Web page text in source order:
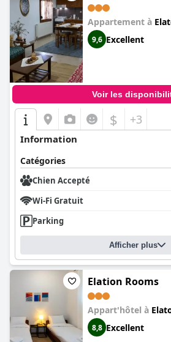
Appartement à
9,6 Excellent
Voir les
$ +3
Information
Catégories
Chien Accepté
Wi-Fi Gratuit
Parking
Afficher plus
Elation Rooms
Appart'hôtel à
8,8 Excellent